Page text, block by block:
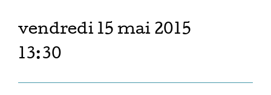
Infos pratiques
vendredi 15 mai 2015
13:30